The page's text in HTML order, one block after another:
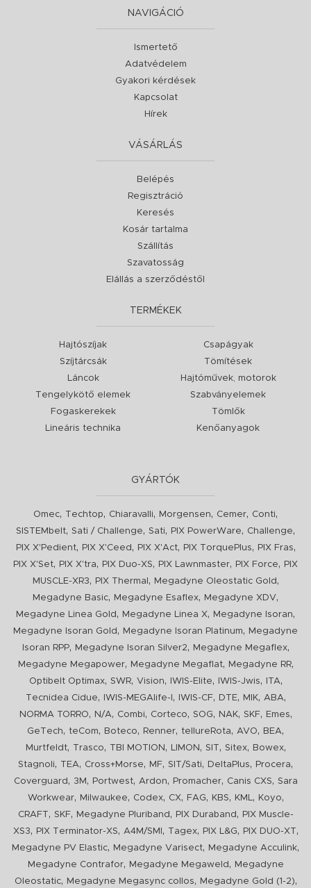
NAVIGÁCIÓ
Ismertető
Adatvédelem
Gyakori kérdések
Kapcsolat
Hírek
VÁSÁRLÁS
Belépés
Regisztráció
Keresés
Kosár tartalma
Szállítás
Szavatosság
Elállás a szerződéstől
TERMÉKEK
Hajtószíjak
Szíjtárcsák
Láncok
Tengelykötő elemek
Fogaskerekek
Lineáris technika
Csapágyak
Tömítések
Hajtóművek, motorok
Szabványelemek
Tömlők
Kenőanyagok
GYÁRTÓK
Omec, Techtop, Chiaravalli, Morgensen, Cemer, Conti,
SISTEMbelt, Sati / Challenge, Sati, PIX PowerWare, Challenge,
PIX X'Pedient, PIX X'Ceed , PIX X'Act, PIX TorquePlus, PIX Fras,
PIX X'Set, PIX X'tra, PIX Duo-XS, PIX Lawnmaster, PIX Force,
PIX
MUSCLE-XR3, PIX Thermal , Megadyne Oleostatic Gold ,
Megadyne Basic, Megadyne Esaflex, Megadyne XDV,
Megadyne Linea Gold , Megadyne Linea X, Megadyne Isoran,
Megadyne Isoran Gold , Megadyne Isoran Platinum,
Megadyne
Isoran RPP, Megadyne Isoran Silver2, Megadyne Megaflex,
Megadyne Megapower, Megadyne Megaflat, Megadyne RR,
Optibelt Optimax, SWR, Vision, IWIS-Elite, IWIS-Jwis, ITA,
Tecnidea Cidue, IWIS-MEGAlife-I , IWIS-CF, DTE, MIK, ABA,
NORMA TORRO, N/A, Combi, Corteco, SOG, NAK, SKF, Emes,
GeTech, teCom, Boteco, Renner, tellureRota, AVO, BEA,
Murtfeldt, Trasco, TBI MOTION , LIMON , SIT, Sitex, Bowex,
Stagnoli, TEA, Cross+Morse, MF, SIT/Sati, DeltaPlus, Procera,
Coverguard , 3M , Portwest, Ardon, Promacher, Canis CXS, Sara
Workwear, Milwaukee, Codex, CX, FAG, KBS, KML, Koyo,
CRAFT, SKF, Megadyne Pluriband , PIX Duraband ,
PIX Muscle-
XS3, PIX Terminator-XS, A4M/SMI , Tagex, PIX L&G, PIX DUO-XT,
Megadyne PV Elastic, Megadyne Varisect, Megadyne Acculink,
Megadyne Contrafor, Megadyne Megaweld ,
Megadyne
Oleostatic, Megadyne Megasync collos, Megadyne Gold (1-2),